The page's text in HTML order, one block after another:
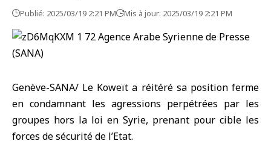
Publié: 2025/03/19 2:21 PM Mis à jour: 2025/03/19 2:21 PM
Genève-SANA/ Le Koweït a réitéré sa position ferme
en condamnant les agressions perpétrées par les
groupes hors la loi en Syrie, prenant pour cible les
forces de sécurité de l’Etat.